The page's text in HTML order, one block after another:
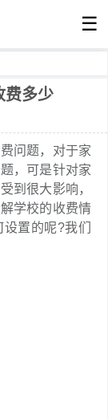
☰
费多少
问题，对于家
，可是针对家
到很大影响，
学校的收费情
置的呢?我们